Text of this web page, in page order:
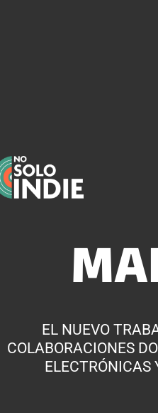
EL NUEVO
COLABORACIONES
ELECTRÓNICAS